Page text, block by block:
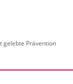
ge­leb­te Prä­ven­ti­on